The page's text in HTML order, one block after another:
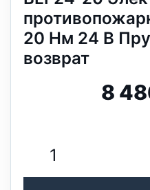
20 Нм 24 В
возврат
8